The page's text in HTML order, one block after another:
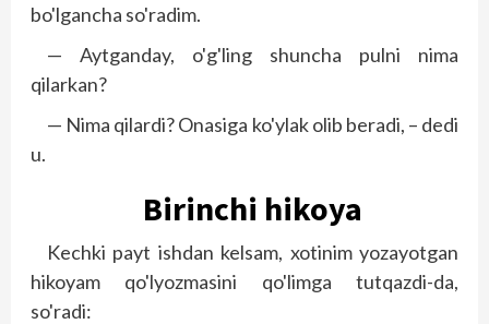
bo'lgancha so'radim.
— Aytganday, o'g'ling shuncha pulni nima
qilarkan?
— Nima qilardi? Onasiga ko'ylak olib beradi, – dedi
u.
Birinchi hikoya
Kechki payt ishdan kelsam, xotinim yozayotgan
hikoyam qo'lyozmasini qo'limga tutqazdi-da,
so'radi: